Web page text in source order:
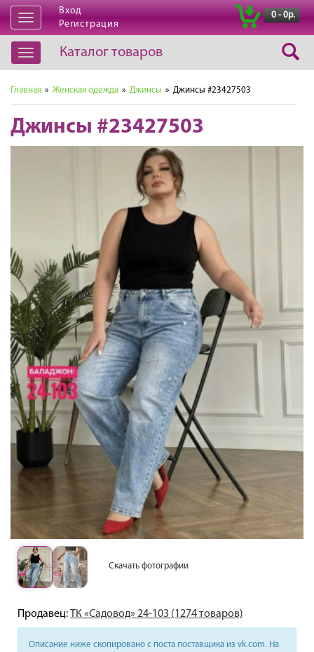
Открыть
навигацию
Вход
Регистрация
0 - 0р.
Открыть
навигацию
Каталог товаров
Главная » Женская одежда » Джинсы » Джинсы #23427503
Джинсы #23427503
Скачать фотографии
Продавец:ТК «Садовод» 24-103 (1274 товаров)
Описание ниже скопировано с поста поставщика из vk.com. На